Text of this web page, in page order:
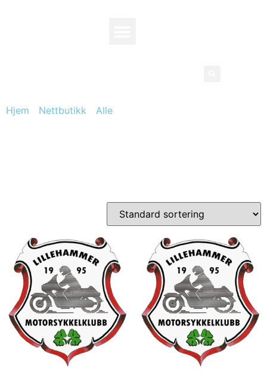
Hjem Nettbutikk Alle